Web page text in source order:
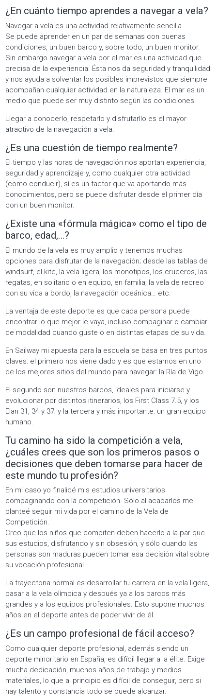
¿En cuánto tiempo aprendes a navegar a vela?
Navegar a vela es una actividad relativamente sencilla.
Se puede aprender en un par de semanas con buenas
condiciones, un buen barco y, sobre todo, un buen monitor.
Sin embargo navegar a vela por el mar es una actividad que
precisa de la experiencia. Ésta nos da seguridad y tranquilidad
y nos ayuda a solventar los posibles imprevistos que siempre
acompañan cualquier actividad en la naturaleza. El mar es un
medio que puede ser muy distinto según las condiciones.
Llegar a conocerlo, respetarlo y disfrutarllo es el mayor
atractivo de la navegación a vela.
¿Es una cuestión de tiempo realmente?
El tiempo y las horas de navegación nos aportan experiencia,
seguridad y aprendizaje y, como cualquier otra actividad
(como conducir), sí es un factor que va aportando más
conocimientos, pero se puede disfrutar desde el primer día
con un buen monitor.
¿Existe una «fórmula mágica» como el tipo de
barco, edad,…?
El mundo de la vela es muy amplio y tenemos muchas
opciones para disfrutar de la navegación; desde las tablas de
windsurf, el kite, la vela ligera, los monotipos, los cruceros, las
regatas, en solitario o en equipo, en familia, la vela de recreo
con su vida a bordo, la navegación oceánica… etc.
La ventaja de este deporte es que cada persona puede
encontrar lo que mejor le vaya, incluso compaginar o cambiar
de modalidad cuando guste o en distintas etapas de su vida.
En Sailway mi apuesta para la escuela se basa en tres puntos
claves: el primero nos viene dado y es que estamos en uno
de los mejores sitios del mundo para navegar: la Ría de Vigo.
El segundo son nuestros barcos, ideales para iniciarse y
evolucionar por distintos itinerarios, los First Class 7.5, y los
Elan 31, 34 y 37; y la tercera y más importante: un gran equipo
humano.
Tu camino ha sido la competición a vela,
¿cuáles crees que son los primeros pasos o
decisiones que deben tomarse para hacer de
este mundo tu profesión?
En mi caso yo finalicé mis estudios universitarios
compaginando con la competición. Sólo al acabarlos me
planteé seguir mi vida por el camino de la Vela de
Competición.
Creo que los niños que compiten deben hacerlo a la par que
sus estudios, disfrutando y sin obsesión, y sólo cuando las
personas son maduras pueden tomar esa decisión vital sobre
su vocación profesional.
La trayectoria normal es desarrollar tu carrera en la vela ligera,
pasar a la vela olímpica y después ya a los barcos más
grandes y a los equipos profesionales. Esto supone muchos
años en el deporte antes de poder vivir de él.
¿Es un campo profesional de fácil acceso?
Como cualquier deporte profesional, además siendo un
deporte minoritario en España, es difícil llegar a la élite. Exige
mucha dedicación, muchos años de trabajo y medios
materiales, lo que al principio es difícil de conseguir, pero si
hay talento y constancia todo se puede alcanzar.